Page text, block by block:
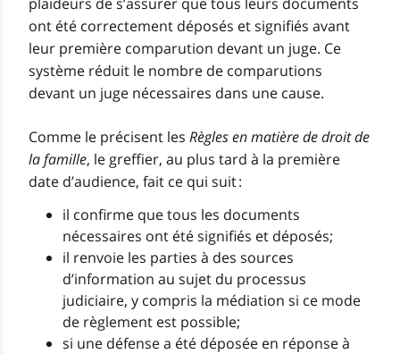
ont été correctement déposés et signifiés avant
leur première comparution devant un juge. Ce
système réduit le nombre de comparutions
devant un juge nécessaires dans une cause.
Comme le précisent les Règles en matière de droit de
la famille, le greffier, au plus tard à la première
date d’audience, fait ce qui suit :
il confirme que tous les documents
nécessaires ont été signifiés et déposés;
il renvoie les parties à des sources
d’information au sujet du processus
judiciaire, y compris la médiation si ce mode
de règlement est possible;
si une défense a été déposée en réponse à